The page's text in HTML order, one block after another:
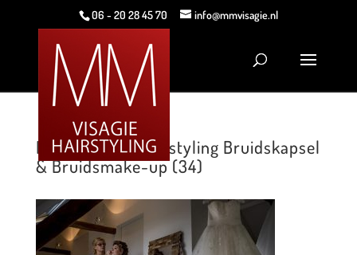
06 - 20 28 45 70 info@mmvisagie.nl
MM Visagie & Hairstyling Bruidskapsel
& Bruidsmake-up (34)